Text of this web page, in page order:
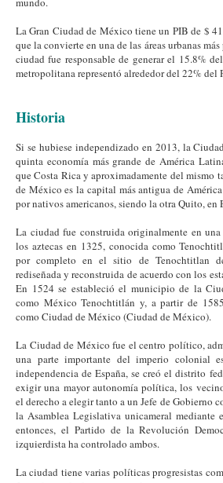
La Gran Ciudad de México tiene un PIB de $
que la convierte en una de las áreas urbanas
ciudad fue responsable de generar el 15.8%
metropolitana representó alrededor del 22% del
Historia
Si se hubiese independizado en 2013, la
quinta economía más grande de América
que Costa Rica y aproximadamente del mismo
de México es la capital más antigua de
por nativos americanos, siendo la otra Quito, en
La ciudad fue construida originalmente en
los aztecas en 1325, conocida como
por completo en el sitio de Tenochtitlan
rediseñada y reconstruida de acuerdo con los
En 1524 se estableció el municipio de la
como México Tenochtitlán y, a partir de
como Ciudad de México (Ciudad de México).
La Ciudad de México fue el centro político,
una parte importante del imperio colonial
independencia de España, se creó el distrito
exigir una mayor autonomía política, los
el derecho a elegir tanto a un Jefe de Gobierno
la Asamblea Legislativa unicameral mediante
entonces, el Partido de la Revolución
izquierdista ha controlado ambos.
La ciudad tiene varias políticas progresistas